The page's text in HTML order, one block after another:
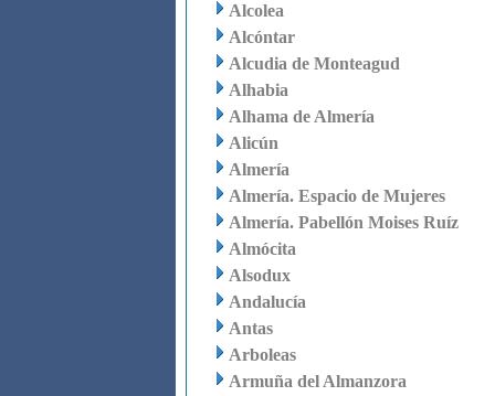
Alcolea
Alcóntar
Alcudia de Monteagud
Alhabia
Alhama de Almería
Alicún
Almería
Almería. Espacio de Mujeres
Almería. Pabellón Moises Ruíz
Almócita
Alsodux
Andalucía
Antas
Arboleas
Armuña del Almanzora